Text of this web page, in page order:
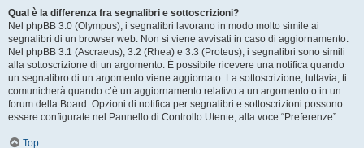
Qual è la differenza fra segnalibri e sottoscrizioni?
Nel phpBB 3.0 (Olympus), i segnalibri lavorano in modo molto simile ai
segnalibri di un browser web. Non si viene avvisati in caso di aggiornamento.
Nel phpBB 3.1 (Ascraeus), 3.2 (Rhea) e 3.3 (Proteus), i segnalibri sono simili
alla sottoscrizione di un argomento. È possibile ricevere una notifica quando
un segnalibro di un argomento viene aggiornato. La sottoscrizione, tuttavia, ti
comunicherà quando c’è un aggiornamento relativo a un argomento o in un
forum della Board. Opzioni di notifica per segnalibri e sottoscrizioni possono
essere configurate nel Pannello di Controllo Utente, alla voce “Preferenze”.
Top